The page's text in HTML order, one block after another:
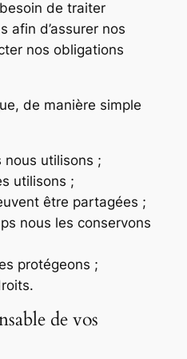
de traiter
afin d’assurer nos
nos obligations
de manière simple
nous utilisons ;
utilisons ;
être partagées ;
nous les conservons
protégeons ;
de vos